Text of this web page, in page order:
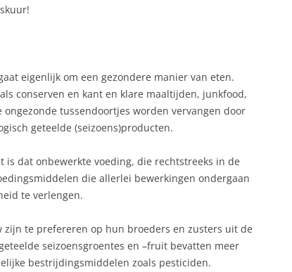
eigenlijk om een gezondere manier van eten.
conserven en kant en klare maaltijden, junkfood,
tussendoortjes worden vervangen door
geteelde (seizoens)producten.
dat onbewerkte voeding, die rechtstreeks in de
die allerlei bewerkingen ondergaan
te verlengen.
te prefereren op hun broeders en zusters uit de
seizoensgroentes en –fruit bevatten meer
bestrijdingsmiddelen zoals pesticiden.